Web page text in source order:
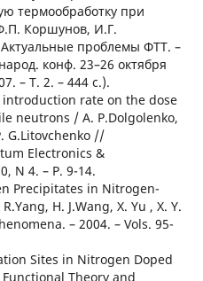
термообработку при
Коршунов, И.Г.
проблемы ФТТ. –
конф. 23–26 октября
– Т. 2. – 444 с.).
rate on the dose
neutrons / A. P.Dolgolenko,
G.Litovchenko //
Electronics &
N 4. – P. 9-14.
Precipitates in Nitrogen-
H. J.Wang, X. Yu , X. Y.
– 2004. – Vols. 95-
Sites in Nitrogen Doped
Theory and